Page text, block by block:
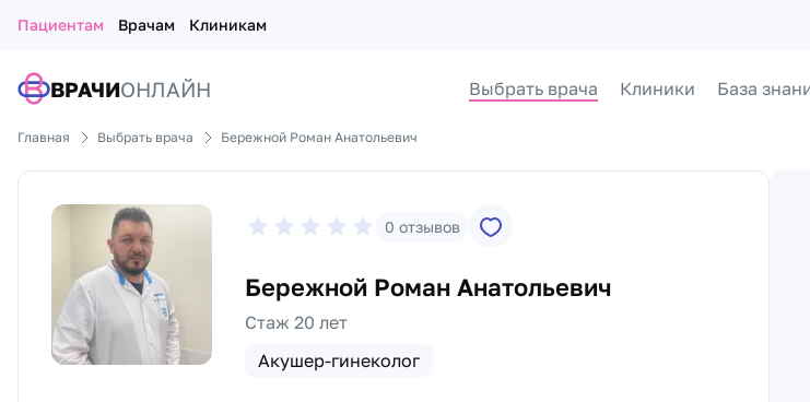
Пациентам Врачам Клиникам
ВРАЧИОНЛАЙН Выбрать врача Клиники База
Главная Выбрать врача Бережной Роман Анатольевич
0 отзывов
Бережной Роман Анатольевич
Стаж 20 лет
Акушер-гинеколог